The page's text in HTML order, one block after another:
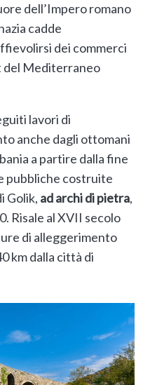
dell’Impero romano
cadde
dei commerci
del Mediterraneo
lavori di
anche dagli ottomani
a partire dalla fine
pubbliche costruite
Golik, ad archi di pietra,
Risale al XVII secolo
di alleggerimento
km dalla città di